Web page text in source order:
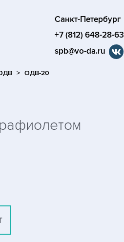
Санкт-Петербург
+7 (812) 648-28-63
spb@vo-da.ru
ОДВ-20